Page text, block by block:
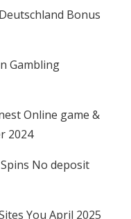
Bonus
Gambling
Online game &
2024
No deposit
You April 2025